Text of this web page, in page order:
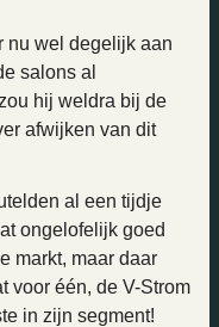
nu wel degelijk aan
salons al
hij weldra bij de
afwijken van dit
al een tijdje
ongelofelijk goed
markt, maar daar
voor één, de V-Strom
in zijn segment!